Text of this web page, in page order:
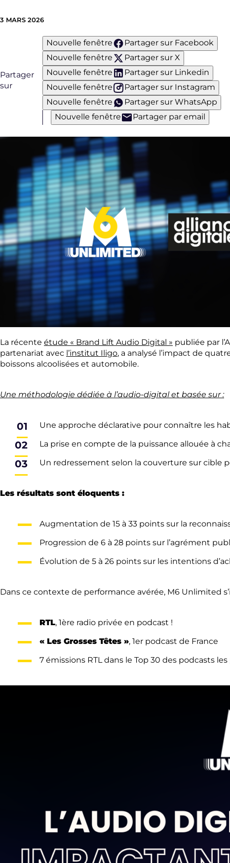
3 MARS 2026
Partager
sur
Nouvelle fenêtre
Partager sur Facebook
Nouvelle fenêtre
Partager sur X
Nouvelle fenêtre
Partager sur Linkedin
Nouvelle fenêtre
Partager sur Instagram
Nouvelle fenêtre
Partager sur WhatsApp
Nouvelle fenêtre
Partager par email
La récente étude « Brand Lift Audio Digital » publiée par
partenariat avec l’institut Iligo, a analysé l’impact de
boissons alcoolisées et automobile.
Une méthodologie dédiée à l’audio-digital et basée sur :
Une approche déclarative pour connaître les
La prise en compte de la puissance allouée à
Un redressement selon la couverture sur cible
Les résultats sont éloquents :
Augmentation de 15 à 33 points sur la
Progression de 6 à 28 points sur l’agrément
Évolution de 5 à 26 points sur les intentions
Dans ce contexte de performance avérée, M6 Unlimited
RTL, 1ère radio privée en podcast !
« Les Grosses Têtes », 1er podcast de France
7 émissions RTL dans le Top 30 des podcasts